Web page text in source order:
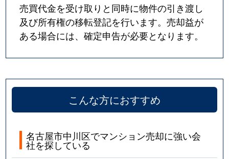
売買代金を受け取りと同時に物件の引き渡し
及び所有権の移転登記を行います。売却益が
ある場合には、確定申告が必要となります。
こんな方におすすめ
名古屋市中川区でマンション売却に強い会
社を探している